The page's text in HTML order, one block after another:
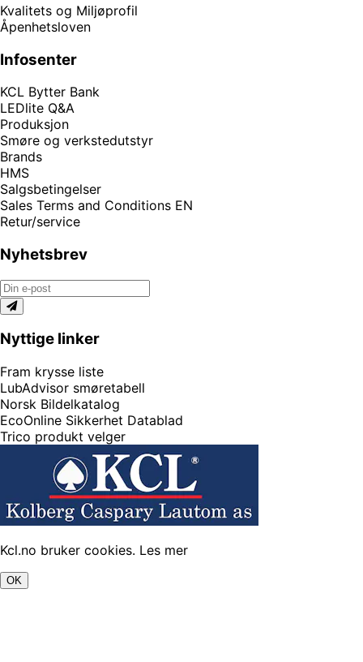
Kvalitets og Miljøprofil
Åpenhetsloven
Infosenter
KCL Bytter Bank
LEDlite Q&A
Produksjon
Smøre og verkstedutstyr
Brands
HMS
Salgsbetingelser
Sales Terms and Conditions EN
Retur/service
Nyhetsbrev
Nyttige linker
Fram krysse liste
LubAdvisor smøretabell
Norsk Bildelkatalog
EcoOnline Sikkerhet Datablad
Trico produkt velger
Kcl.no bruker cookies. Les mer
OK